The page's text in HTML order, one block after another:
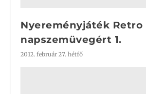
Nyereményjáték Retro
napszemüvegért 1.
2012. február 27. hétfő